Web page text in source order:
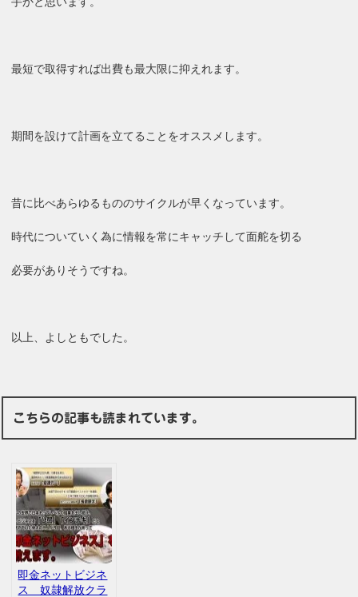
最短で取得すれば出費も最大限に抑えれます。
期間を設けて計画を立てることをオススメします。
昔に比べあらゆるもののサイクルが早くなっています。
時代についていく為に情報を常にキャッチして面舵を切る
必要がありそうですね。
以上、よしともでした。
こちらの記事も読まれています。
即金ネットビジネ
ス 奴隷解放クラ